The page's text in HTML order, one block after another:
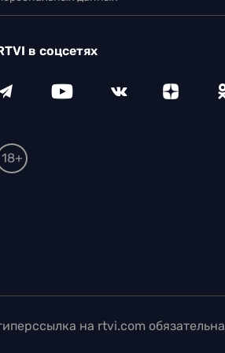
в соцсетях
18+
на rtvi.com обязательна